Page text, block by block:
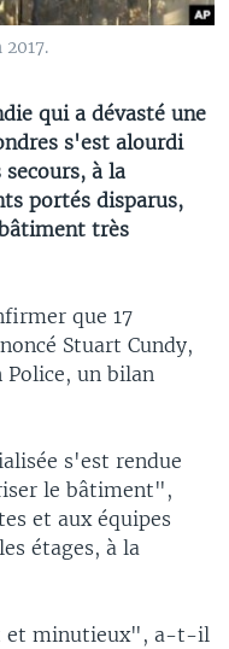
qui a dévasté une
s'est alourdi
à la
portés disparus,
très
que 17
Stuart Cundy,
un bilan
s'est rendue
le bâtiment",
et aux équipes
étages, à la
et minutieux", a-t-il